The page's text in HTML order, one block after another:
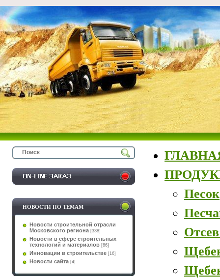
НОВОСТИ ПО ТЕМАМ
Новости строительной отрасли
Московского региона [338]
Новости в сфере строительных
технологий и материалов [66]
Инновации в строительстве [16]
Новости сайта [4]
Песок